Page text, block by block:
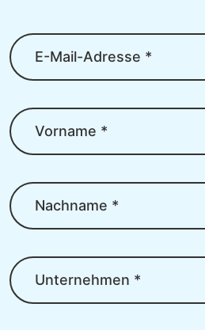
E-Mail-Adresse *
Vorname *
Nachname *
Unternehmen *